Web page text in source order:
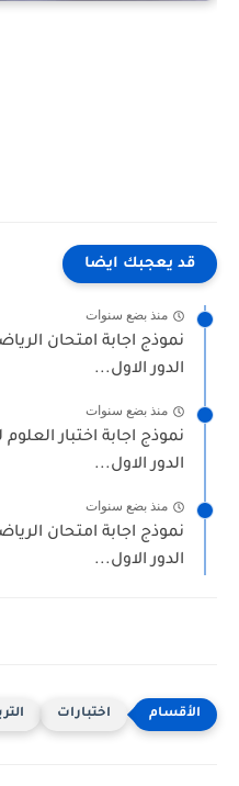
قد يعجبك ايضا
منذ بضع سنوات
نموذج اجابة امتحان
الدور الاول...
منذ بضع سنوات
نموذج اجابة اختبار
الدور الاول...
منذ بضع سنوات
نموذج اجابة امتحان
الدور الاول...
اختبارات